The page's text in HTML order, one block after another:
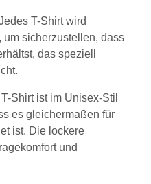
T-Shirt wird
sicherzustellen, dass
das speziell
Shirt ist im Unisex-Stil
es gleichermaßen für
ist. Die lockere
und